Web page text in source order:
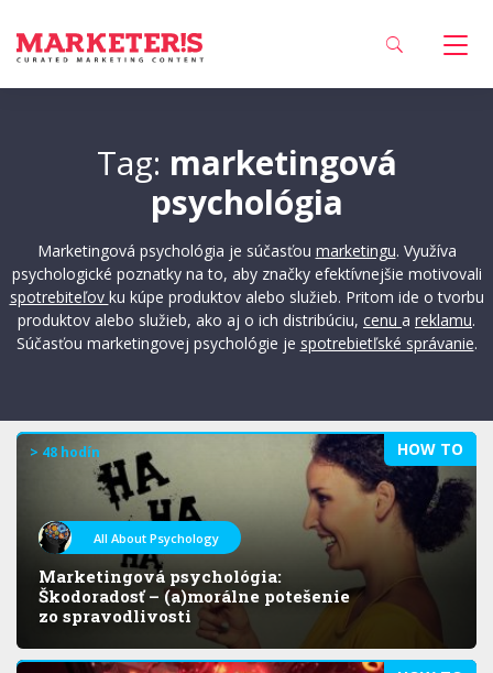
Tag: marketingová
psychológia
Marketingová psychológia je súčasťou marketingu. Využíva
psychologické poznatky na to, aby značky efektívnejšie motivovali
spotrebiteľov ku kúpe produktov alebo služieb. Pritom ide o tvorbu
produktov alebo služieb, ako aj o ich distribúciu, cenu a reklamu.
Súčasťou marketingovej psychológie je spotrebietľské správanie.
HOW TO
> 48 hodín
All About Psychology
Marketingová psychológia:
Škodoradosť – (a)morálne potešenie
zo spravodlivosti